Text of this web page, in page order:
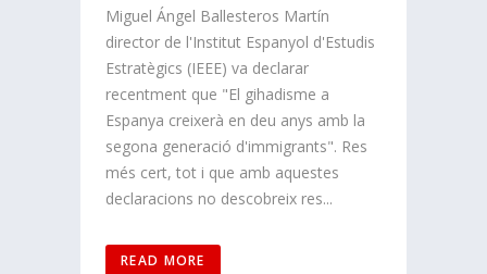
Miguel Ángel Ballesteros Martín
director de l'Institut Espanyol d'Estudis
Estratègics (IEEE) va declarar
recentment que "El gihadisme a
Espanya creixerà en deu anys amb la
segona generació d'immigrants". Res
més cert, tot i que amb aquestes
declaracions no descobreix res...
READ MORE